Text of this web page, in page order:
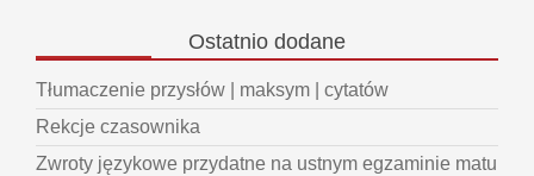
Ostatnio dodane
Tłumaczenie przysłów | maksym | cytatów
Rekcje czasownika
Zwroty językowe przydatne na ustnym egzaminie matu